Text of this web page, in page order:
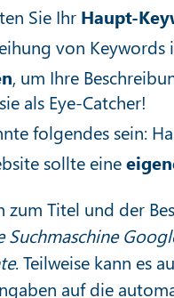
Sie Ihr Haupt-
von Keywords
, um Ihre
als Eye-Catcher!
folgendes sein:
sollte eine
zum Titel und der
Suchmaschine
. Teilweise kann es
auf die